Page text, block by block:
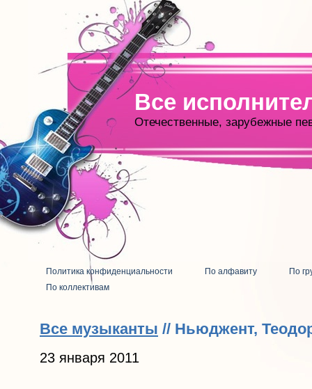
Все
Отечественные, зарубежные
Политика конфиденциальности По алфавиту
По
По коллективам
Все музыканты // Ньюджент,
23 января 2011